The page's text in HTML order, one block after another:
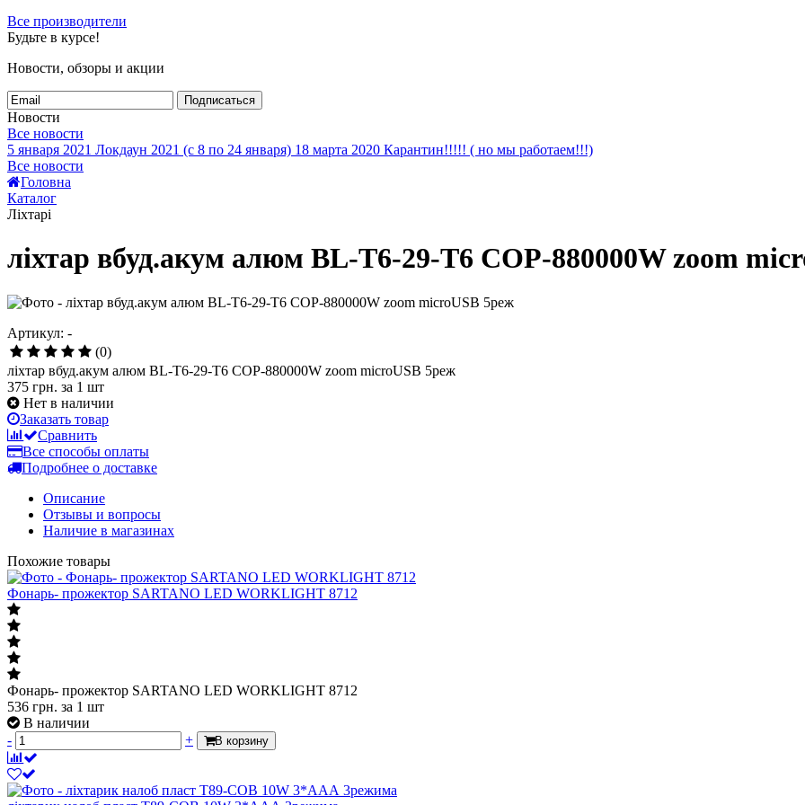
Все производители
Будьте в курсе!
Новости, обзоры и акции
Подписаться
Новости
Все новости
5 января 2021 Локдаун 2021 (с 8 по 24 января) 18 марта 2020 Карантин!!!!! ( но мы работаем!!!)
Все новости
Головна
Каталог
Ліхтарі
ліхтар вбуд.акум алюм BL-T6-29-T6 COP-880000W zoom
Артикул: -
(0)
ліхтар вбуд.акум алюм BL-T6-29-T6 COP-880000W zoom microUSB 5реж
375 грн. за 1 шт
Нет в наличии
Заказать товар
Сравнить
Все способы оплаты
Подробнее о доставке
Описание
Отзывы и вопросы
Наличие в магазинах
Похожие товары
Фонарь- прожектор SARTANO LED WORKLIGHT 8712
Фонарь- прожектор SARTANO LED WORKLIGHT 8712
536 грн. за 1 шт
В наличии
-
+ В корзину